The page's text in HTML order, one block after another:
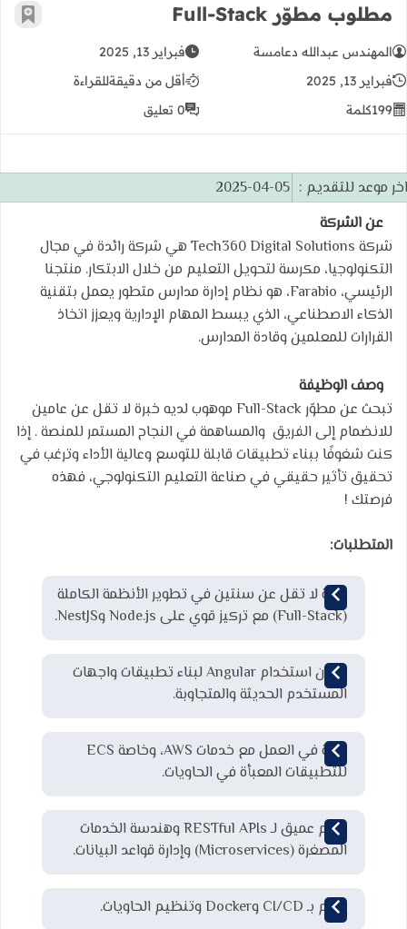
مطلوب مطوّر Full-Stack أضف
المهندس عبدالله دعامسة
فبراير 13, 2025
فبراير 13, 2025
أقل من دقيقةللقراءة
199كلمة 0 تعليق
اخر موعد للتقديم : 2025-04-05
عن الشركة
شركة Tech360 Digital Solutions هي شركة رائدة في مجال
التكنولوجيا، مكرسة لتحويل التعليم من خلال الابتكار. منتجنا
الرئيسي، Farabio، هو نظام إدارة مدارس متطور يعمل بتقنية
الذكاء الاصطناعي، الذي يبسط المهام الإدارية ويعزز اتخاذ
القرارات للمعلمين وقادة المدارس.
وصف الوظيفة
تبحث عن مطوّر Full-Stack موهوب لديه خبرة لا تقل عن عامين
للانضمام إلى الفريق والمساهمة في النجاح المستمر للمنصة . إذا
كنت شغوفًا ببناء تطبيقات قابلة للتوسع وعالية الأداء وترغب في
تحقيق تأثير حقيقي في صناعة التعليم التكنولوجي، فهذه
فرصتك !
المتطلبات:
خبرة لا تقل عن سنتين في تطوير الأنظمة الكاملة
(Full-Stack) مع تركيز قوي على Node.js وNestJS.
إتقان استخدام Angular لبناء تطبيقات واجهات
المستخدم الحديثة والمتجاوبة.
خبرة في العمل مع خدمات AWS، وخاصة ECS
للتطبيقات المعبأة في الحاويات.
فهم عميق لـ RESTful APIs وهندسة الخدمات
المصغرة (Microservices) وإدارة قواعد البيانات.
إلمام بـ CI/CD وDocker وتنظيم الحاويات.